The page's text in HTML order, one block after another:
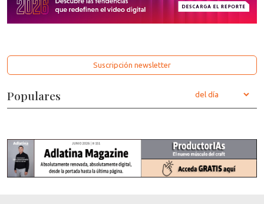
Suscripción newsletter
Populares